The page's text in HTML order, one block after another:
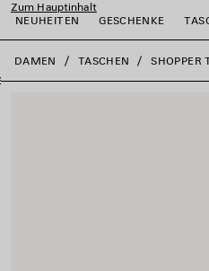
Zum Hauptinhalt
NEUHEITEN
GESCHENKE
close the banner
DAMEN TASCHEN SHOPPER